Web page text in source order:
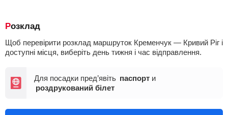
Розклад
Щоб перевірити розклад маршруток Кременчук — Кривий Ріг і
доступні місця, виберіть день тижня і час відправлення.
Для посадки пред’явіть паспорт и
роздрукований білет